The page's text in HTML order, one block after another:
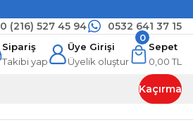
0 (216) 527 45 94 0532 641 37 15
Sipariş
Takibi yap
Üye Girişi
Üyelik oluştur
Sepet
0,00 TL
0
Kaçırma